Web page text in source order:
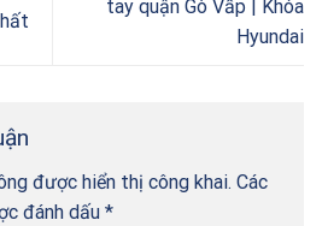
tay quận Gò Vấp | Khóa
Hyundai
được hiển thị công khai. Các
đánh dấu *